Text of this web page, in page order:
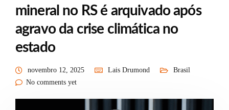
mineral no RS é arquivado após
agravo da crise climática no
estado
novembro 12, 2025 Lais Drumond
Brasil
No comments yet